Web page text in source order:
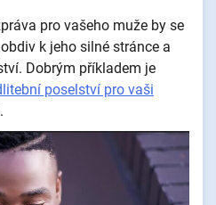
pro vašeho muže by se
k jeho silné stránce a
Dobrým příkladem je
poselství pro vaši